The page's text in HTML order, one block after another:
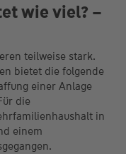
wie viel? –
teilweise stark.
bietet die folgende
einer Anlage
die
in
einem